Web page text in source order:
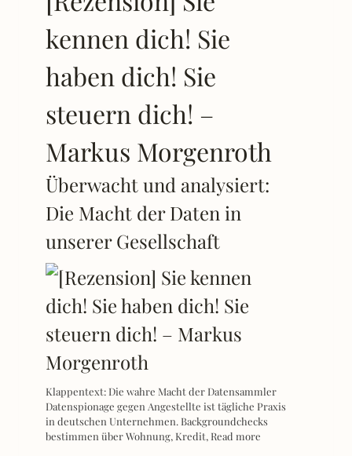
kennen dich! Sie
haben dich! Sie
steuern dich! –
Markus Morgenroth
Überwacht und analysiert:
Die Macht der Daten in
unserer Gesellschaft
Klappentext: Die wahre Macht der Datensammler
Datenspionage gegen Angestellte ist tägliche Praxis
in deutschen Unternehmen. Backgroundchecks
bestimmen über Wohnung, Kredit,Read more